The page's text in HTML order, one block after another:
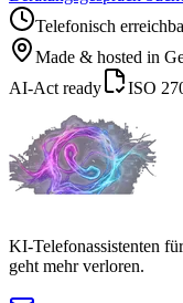
Telefonisch
Made & hosted in
AI-Act ready
ISO
KI-Telefonassistenten
geht mehr verloren.